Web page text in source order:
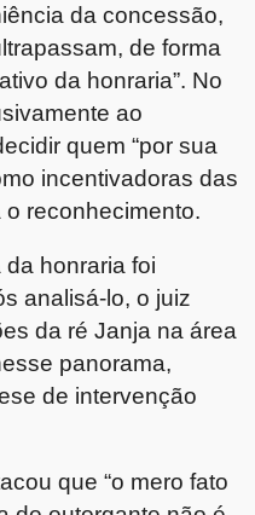
da concessão,
de forma
da honraria”. No
ao
quem “por sua
incentivadoras das
o reconhecimento.
honraria foi
analisá-lo, o juiz
da ré Janja na área
panorama,
de intervenção
que “o mero fato